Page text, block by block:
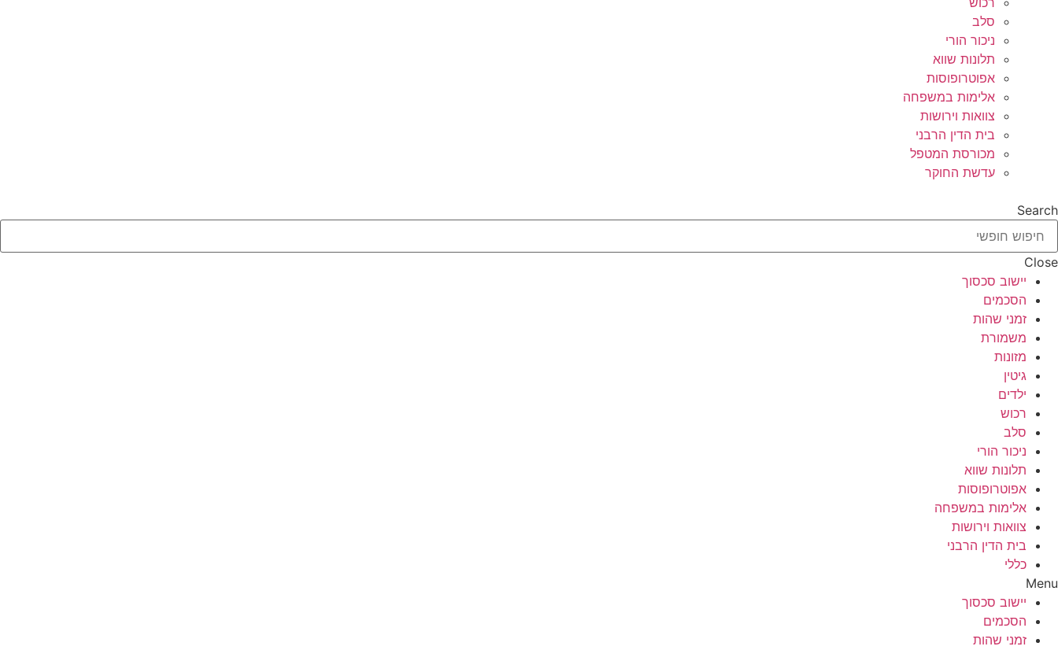
סלב
ניכור הורי
תלונות שווא
אפוטרופוסות
אלימות במשפחה
צוואות וירושות
בית הדין הרבני
מכורסת המטפל
עדשת החוקר
Search
Close
יישוב סכסוך
הסכמים
זמני שהות
משמורת
מזונות
גיטין
ילדים
רכוש
סלב
ניכור הורי
תלונות שווא
אפוטרופוסות
אלימות במשפחה
צוואות וירושות
בית הדין הרבני
כללי
Menu
יישוב סכסוך
הסכמים
זמני שהות